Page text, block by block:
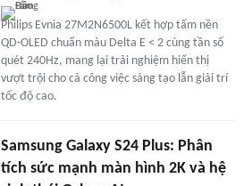
Philips Evnia 27M2N6500L kết hợp tấm nền
QD-OLED chuẩn màu Delta E < 2 cùng tần số
quét 240Hz, mang lại trải nghiệm hiển thị
vượt trội cho cả công việc sáng tạo lẫn giải trí
tốc độ cao.
Samsung Galaxy S24 Plus: Phân
tích sức mạnh màn hình 2K và hệ